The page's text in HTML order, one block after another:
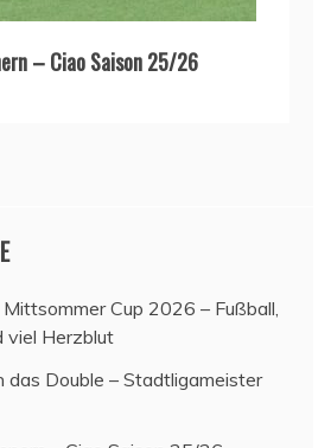
– Ciao Saison 25/26
Cup 2026 – Fußball,
viel Herzblut
das Double – Stadtligameister